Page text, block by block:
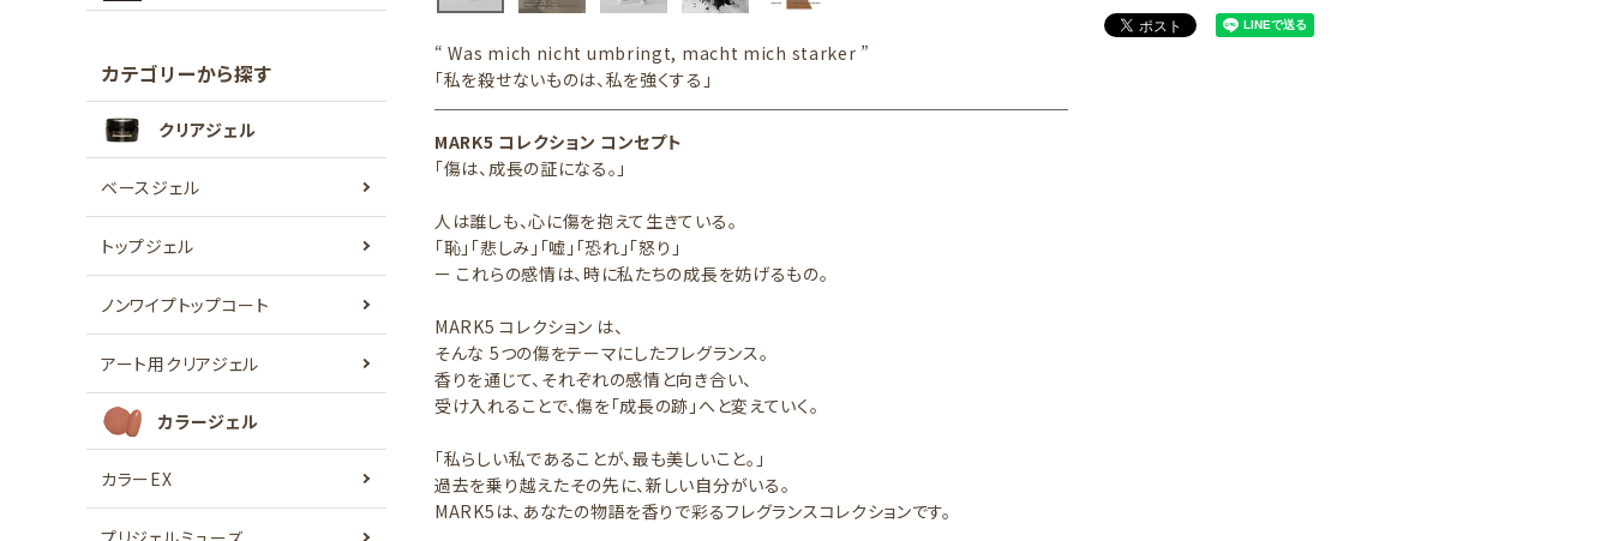
カテゴリーから探す
クリアジェル
ベースジェル
トップジェル
ノンワイプトップコート
アート用クリアジェル
カラージェル
カラーEX
“ Was mich nicht umbringt, macht mich starker ”
「私を殺せないものは、私を強くする」
MARK5 コレクション コンセプト
「傷は、成長の証になる。」
人は誰しも、心に傷を抱えて生きている。
「恥」「悲しみ」「嘘」「恐れ」「怒り」
ー これらの感情は、時に私たちの成長を妨げるもの。
MARK5 コレクション は、
そんな 5つの傷をテーマにしたフレグランス。
香りを通じて、それぞれの感情と向き合い、
受け入れることで、傷を「成長の跡」へと変えていく。
「私らしい私であることが、最も美しいこと。」
過去を乗り越えたその先に、新しい自分がいる。
MARK5は、あなたの物語を香りで彩るフレグランスコレクションです。